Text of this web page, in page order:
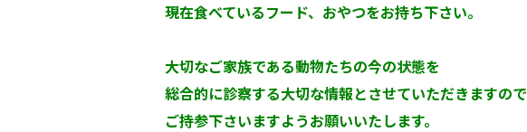
現在食べているフード、おやつをお持ち下さい。
大切なご家族である動物たちの今の状態を
総合的に診察する大切な情報とさせていただきますので
ご持参下さいますようお願いいたします。